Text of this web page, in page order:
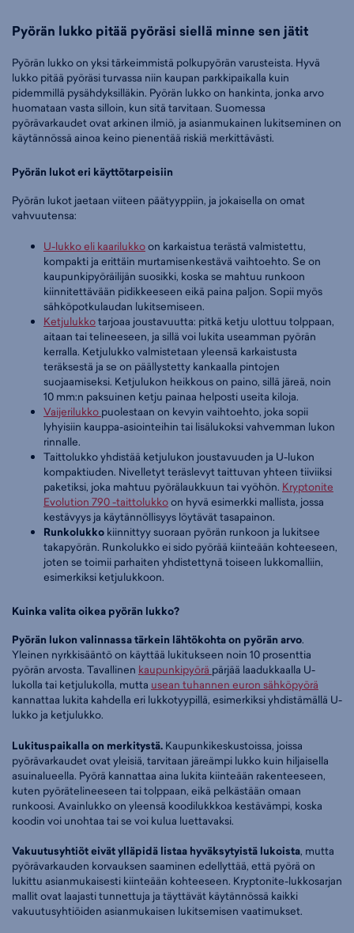
Pyörän lukko pitää pyöräsi siellä minne sen jätit
Pyörän lukko on yksi tärkeimmistä polkupyörän varusteista. Hyvä
lukko pitää pyöräsi turvassa niin kaupan parkkipaikalla kuin
pidemmillä pysähdyksilläkin. Pyörän lukko on hankinta, jonka arvo
huomataan vasta silloin, kun sitä tarvitaan. Suomessa
pyörävarkaudet ovat arkinen ilmiö, ja asianmukainen lukitseminen on
käytännössä ainoa keino pienentää riskiä merkittävästi.
Pyörän lukot eri käyttötarpeisiin
Pyörän lukot jaetaan viiteen päätyyppiin, ja jokaisella on omat
vahvuutensa:
U-lukko eli kaarilukkoon karkaistua terästä valmistettu,
kompakti ja erittäin murtamisenkestävä vaihtoehto. Se on
kaupunkipyöräilijän suosikki, koska se mahtuu runkoon
kiinnitettävään pidikkeeseen eikä paina paljon. Sopii myös
sähköpotkulaudan lukitsemiseen.
Ketjulukkotarjoaa joustavuutta: pitkä ketju ulottuu tolppaan,
aitaan tai telineeseen, ja sillä voi lukita useamman pyörän
kerralla. Ketjulukko valmistetaan yleensä karkaistusta
teräksestä ja se on päällystetty kankaalla pintojen
suojaamiseksi. Ketjulukon heikkous on paino, sillä järeä, noin
10 mm:n paksuinen ketju painaa helposti useita kiloja.
Vaijerilukko puolestaan on kevyin vaihtoehto, joka sopii
lyhyisiin kauppa-asiointeihin tai lisälukoksi vahvemman lukon
rinnalle.
Taittolukko yhdistää ketjulukon joustavuuden ja U-lukon
kompaktiuden. Nivelletyt teräslevyt taittuvan yhteen tiiviiksi
paketiksi, joka mahtuu pyörälaukkuun tai vyöhön. Kryptonite
Evolution 790 -taittolukkoon hyvä esimerkki mallista, jossa
kestävyys ja käytännöllisyys löytävät tasapainon.
Runkolukko kiinnittyy suoraan pyörän runkoon ja lukitsee
takapyörän. Runkolukko ei sido pyörää kiinteään kohteeseen,
joten se toimii parhaiten yhdistettynä toiseen lukkomalliin,
esimerkiksi ketjulukkoon.
Kuinka valita oikea pyörän lukko?
Pyörän lukon valinnassa tärkein lähtökohta on pyörän arvo.
Yleinen nyrkkisääntö on käyttää lukitukseen noin 10 prosenttia
pyörän arvosta. Tavallinen kaupunkipyörä pärjää laadukkaalla U-
lukolla tai ketjulukolla, mutta usean tuhannen euron sähköpyörä
kannattaa lukita kahdella eri lukkotyypillä, esimerkiksi yhdistämällä U-
lukko ja ketjulukko.
Lukituspaikalla on merkitystä. Kaupunkikeskustoissa, joissa
pyörävarkaudet ovat yleisiä, tarvitaan järeämpi lukko kuin hiljaisella
asuinalueella. Pyörä kannattaa aina lukita kiinteään rakenteeseen,
kuten pyörätelineeseen tai tolppaan, eikä pelkästään omaan
runkoosi. Avainlukko on yleensä koodilukkkoa kestävämpi, koska
koodin voi unohtaa tai se voi kulua luettavaksi.
Vakuutusyhtiöt eivät ylläpidä listaa hyväksytyistä lukoista, mutta
pyörävarkauden korvauksen saaminen edellyttää, että pyörä on
lukittu asianmukaisesti kiinteään kohteeseen. Kryptonite-lukkosarjan
mallit ovat laajasti tunnettuja ja täyttävät käytännössä kaikki
vakuutusyhtiöiden asianmukaisen lukitsemisen vaatimukset.